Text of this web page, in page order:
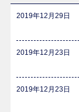
2019年12月29日
2019年12月23日
2019年12月23日